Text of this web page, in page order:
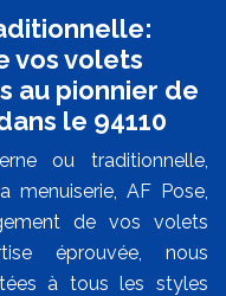
vos volets
au pionnier de
le 94110
ou traditionnelle,
menuiserie, AF Pose,
de vos volets
éprouvée, nous
à tous les styles